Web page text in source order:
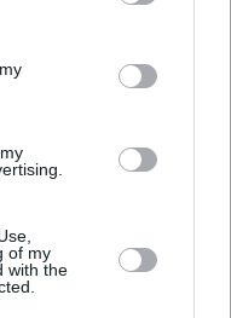
its third-party tags to
in below Google
of my
with the